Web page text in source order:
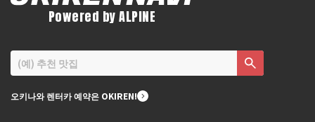
Powered by ALPINE
오키나와 렌터카 예약은 OKIREN!